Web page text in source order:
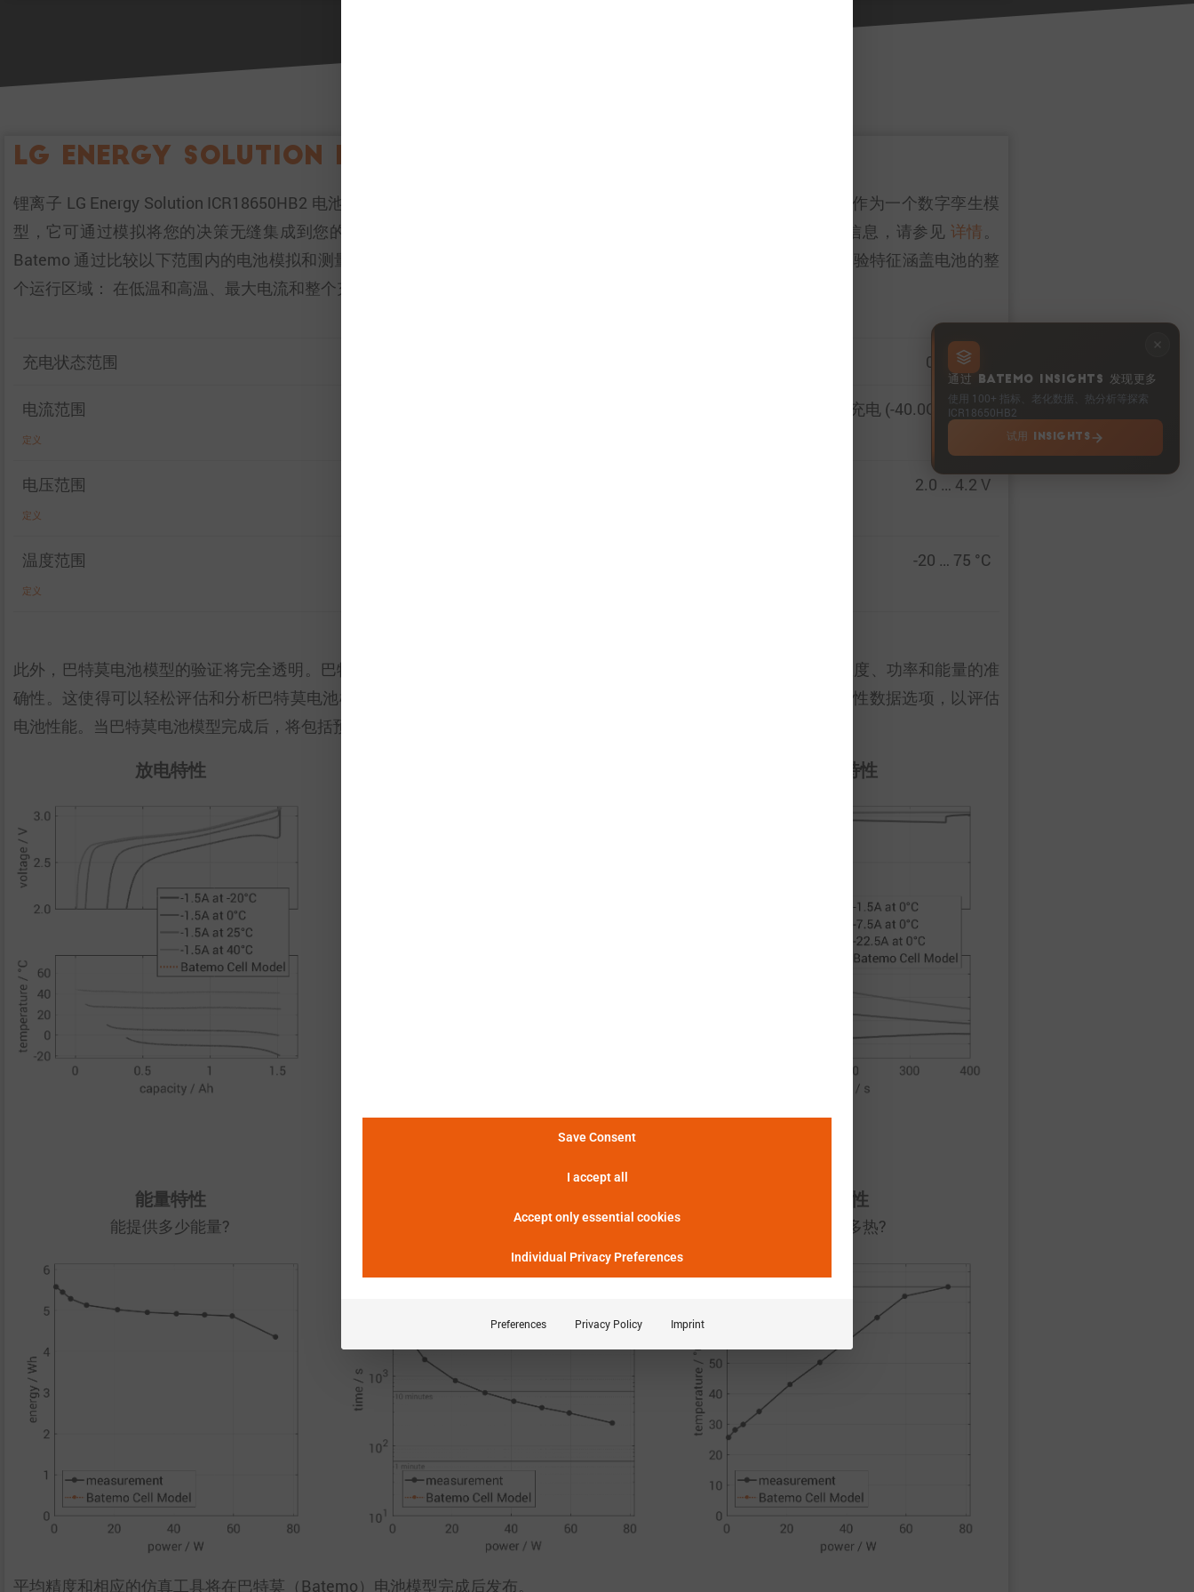
通过 BATEMO INSIGHTS 发现更多
使用 100+ 指标、老化数据、热分析等探索
ICR18650HB2
试用 INSIGHTS
LG Energy Solution LG新能源 ICR18650HB2 模型
锂离子 LG Energy Solution ICR18650HB2 电池的 Batemo 电池模型是一个高精度的物理电池模型，具有全局有效性。作为一个数字孪生模
型，它可通过模拟将您的决策无缝集成到您的研究、开发和电池分析中。有关巴特莫电池模型的特性和功能的详细信息，请参见 详情。
Batemo 通过比较以下范围内的电池模拟和测量数据，证明了 Batemo 电池模型的准确性和有效性。验证范围广泛，实验特征涵盖电池的整
个运行区域： 在低温和高温、最大电流和整个充电状态范围内。
充电状态范围 0 … 100%
电流范围
定义
-60 A 放电 … 6 A 充电 (-40.0C … 4.0C)
电压范围
定义
2.0 … 4.2 V
温度范围
定义
-20 … 75 °C
此外，巴特莫电池模型的验证将完全透明。巴特莫电池数据包含原始测量数据和仿真数据。所有实验都会计算电压、温度、功率和能量的准
确性。这使得可以轻松评估和分析巴特莫电池模型的有效性。图表显示了电池“LG Energy Solution ICR18650HB2”的特性数据选项，以评估
电池性能。当巴特莫电池模型完成后，将包括预测结果。
放电特性 脉冲特性
能量特性
能提供多少能量?
能提供多长时间的功率?
热特性
会变得多热?
平均精度和相应的仿真工具将在巴特莫（Batemo）电池模型完成后发布。
Save Consent
I accept all
Accept only essential cookies
Individual Privacy Preferences
Preferences Privacy Policy Imprint